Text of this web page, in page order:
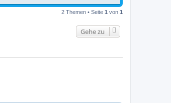
2 Themen • Seite 1 von 1
Gehe zu